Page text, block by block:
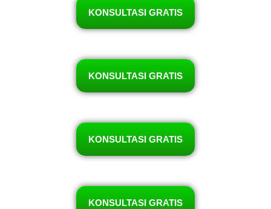
KONSULTASI GRATIS
KONSULTASI GRATIS
KONSULTASI GRATIS
KONSULTASI GRATIS